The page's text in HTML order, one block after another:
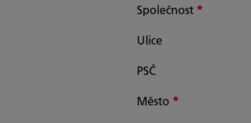
Společnost *
Ulice
PSČ
Město *